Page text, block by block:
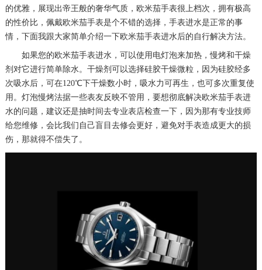
的优雅，展现出帝王般的奢华气质，欧米茄手表很上档次，拥有极高
的性价比，佩戴欧米茄手表是个不错的选择，手表进水是正常的事
情，下面我跟大家简单介绍一下欧米茄手表进水后的自行解决方法。
如果您的欧米茄手表进水，可以使用电灯泡来加热，慢烤和干燥
剂对它进行简单除水。干燥剂可以选择硅胶干燥微粒，因为硅胶经多
次吸水后，可在120℃下干燥数小时，吸水力可再生，也可多次重复使
用。灯泡慢烤法据一些表友反映不管用，要想彻底解决欧米茄手表进
水的问题，建议还是抽时间去专业表店检查一下，因为那有专业技师
给您维修，会比我们自己盲目去修会更好，避免对手表造成更大的损
伤，那就得不偿失了。